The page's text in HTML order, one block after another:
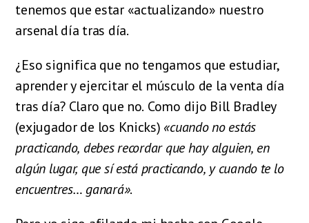
tenemos que estar «actualizando» nuestro
arsenal día tras día.
¿Eso significa que no tengamos que estudiar,
aprender y ejercitar el músculo de la venta día
tras día? Claro que no. Como dijo Bill Bradley
(exjugador de los Knicks) «cuando no estás
practicando, debes recordar que hay alguien, en
algún lugar, que sí está practicando, y cuando te lo
encuentres… ganará».